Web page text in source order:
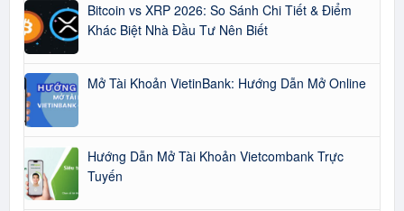
Bitcoin vs XRP 2026: So Sánh Chi Tiết & Điểm
Khác Biệt Nhà Đầu Tư Nên Biết
Mở Tài Khoản VietinBank: Hướng Dẫn Mở Online
Hướng Dẫn Mở Tài Khoản Vietcombank Trực
Tuyến